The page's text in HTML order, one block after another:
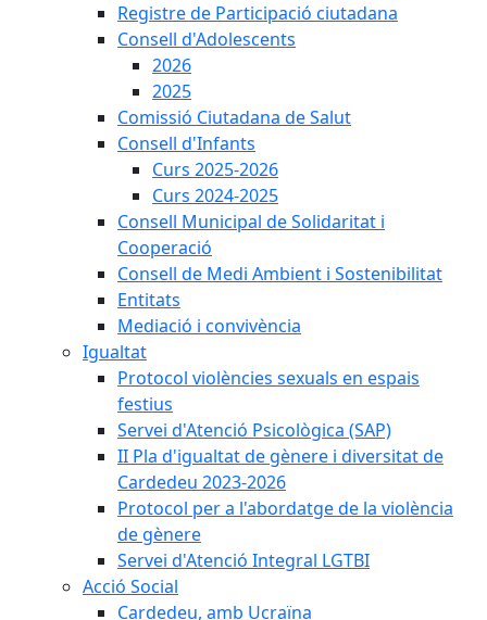
Registre de Participació ciutadana
Consell d'Adolescents
2026
2025
Comissió Ciutadana de Salut
Consell d'Infants
Curs 2025-2026
Curs 2024-2025
Consell Municipal de Solidaritat i
Cooperació
Consell de Medi Ambient i Sostenibilitat
Entitats
Mediació i convivència
Igualtat
Protocol violències sexuals en espais
festius
Servei d'Atenció Psicològica (SAP)
II Pla d'igualtat de gènere i diversitat de
Cardedeu 2023-2026
Protocol per a l'abordatge de la violència
de gènere
Servei d'Atenció Integral LGTBI
Acció Social
Cardedeu, amb Ucraïna